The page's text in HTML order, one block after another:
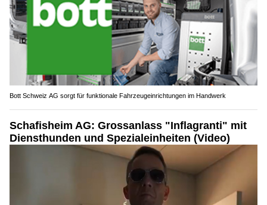
Bott Schweiz AG sorgt für funktionale Fahrzeugeinrichtungen im Handwerk
Schafisheim AG: Grossanlass "Inflagranti" mit
Diensthunden und Spezialeinheiten (Video)